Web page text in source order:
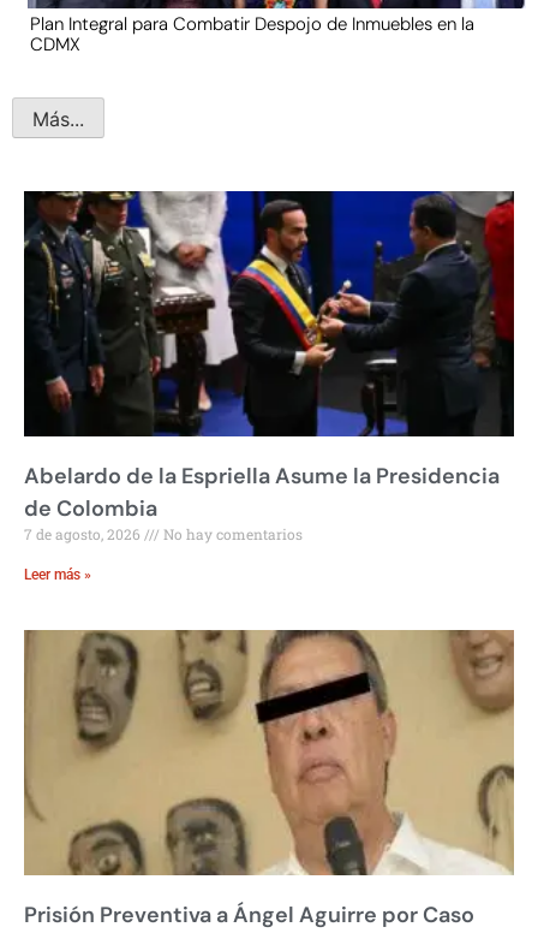
Plan Integral para Combatir Despojo de Inmuebles en la
CDMX
Más...
Abelardo de la Espriella Asume la Presidencia
de Colombia
7 de agosto, 2026 No hay comentarios
Leer más »
Prisión Preventiva a Ángel Aguirre por Caso